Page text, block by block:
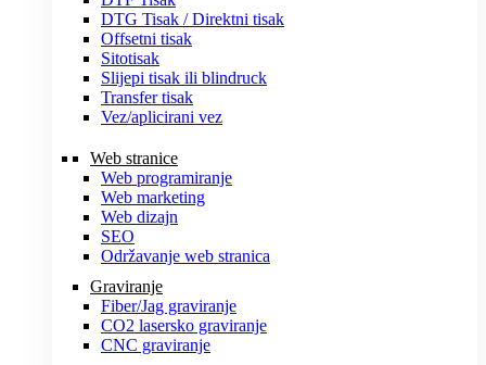
DTG Tisak / Direktni tisak
Offsetni tisak
Sitotisak
Slijepi tisak ili blindruck
Transfer tisak
Vez/aplicirani vez
Web stranice
Web programiranje
Web marketing
Web dizajn
SEO
Održavanje web stranica
Graviranje
Fiber/Jag graviranje
CO2 lasersko graviranje
CNC graviranje